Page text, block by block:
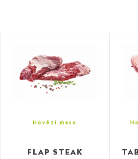
Hovězí maso
FLAP STEAK